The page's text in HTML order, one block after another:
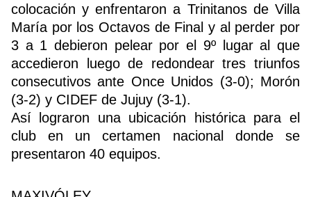
colocación y enfrentaron a Trinitanos de Villa
María por los Octavos de Final y al perder por
3 a 1 debieron pelear por el 9º lugar al que
accedieron luego de redondear tres triunfos
consecutivos ante Once Unidos (3-0); Morón
(3-2) y CIDEF de Jujuy (3-1).
Así lograron una ubicación histórica para el
club en un certamen nacional donde se
presentaron 40 equipos.